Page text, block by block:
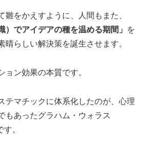
雛をかえすように、人間もまた、
）でアイデアの種を温める期間」
を
晴らしい解決策を誕生させます。
ョン効果の本質です。
テマチックに体系化したのが、心理
もあったグラハム・ウォラス
。